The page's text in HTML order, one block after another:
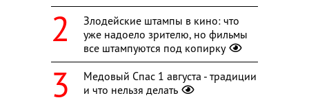
Злодейские штампы в кино: что
уже надоело зрителю, но фильмы
все штампуются под копирку
Медовый Спас 1 августа - традиции
и что нельзя делать